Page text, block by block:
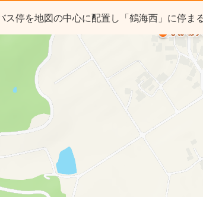
ス停を地図の中心に配置し「鶴海西」に停ま